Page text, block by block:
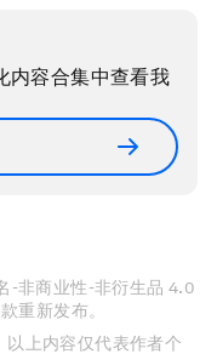
内容合集中查看我
-非商业性-非衍生品 4.0
重新发布。
上内容仅代表作者个